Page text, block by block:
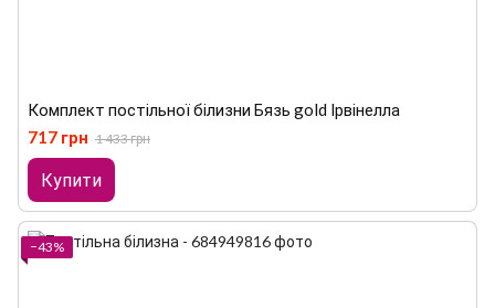
Комплект постільної білизни Бязь gold Ірвінелла
717 грн 1 433 грн
Купити
−43%